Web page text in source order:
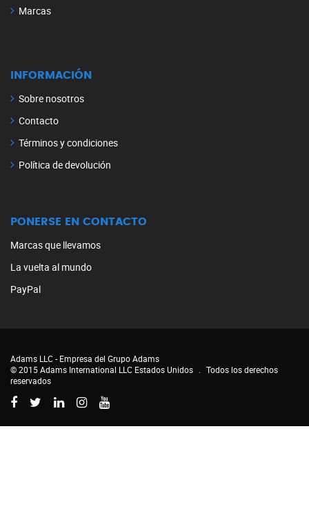
Marcas
INFORMACIÓN
Sobre nosotros
Contacto
Términos y condiciones
Política de devolución
PONERSE EN CONTACTO
Marcas que llevamos
La vuelta al mundo
PayPal
Adams LLC - Empresa del Grupo Adams
© 2015 Adams International LLC Estados Unidos
Todos los derechos
reservados